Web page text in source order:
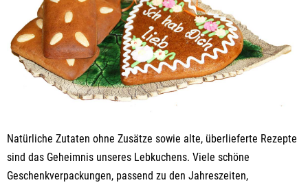
Natürliche Zutaten ohne Zusätze sowie alte, überlieferte Rezepte
sind das Geheimnis unseres Lebkuchens. Viele schöne
Geschenkverpackungen, passend zu den Jahreszeiten,